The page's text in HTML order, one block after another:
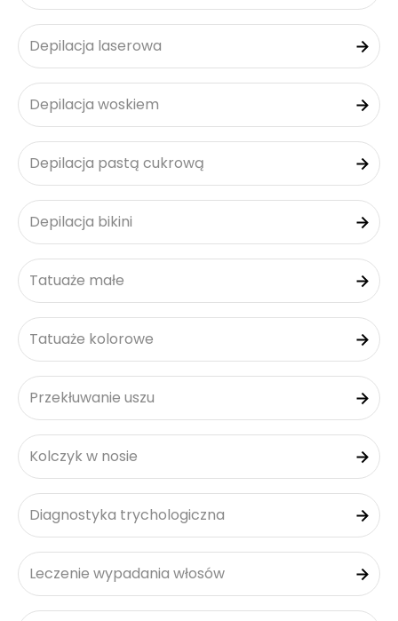
Depilacja laserowa
Depilacja woskiem
Depilacja pastą cukrową
Depilacja bikini
Tatuaże małe
Tatuaże kolorowe
Przekłuwanie uszu
Kolczyk w nosie
Diagnostyka trychologiczna
Leczenie wypadania włosów